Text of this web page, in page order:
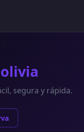
segura y rápida.